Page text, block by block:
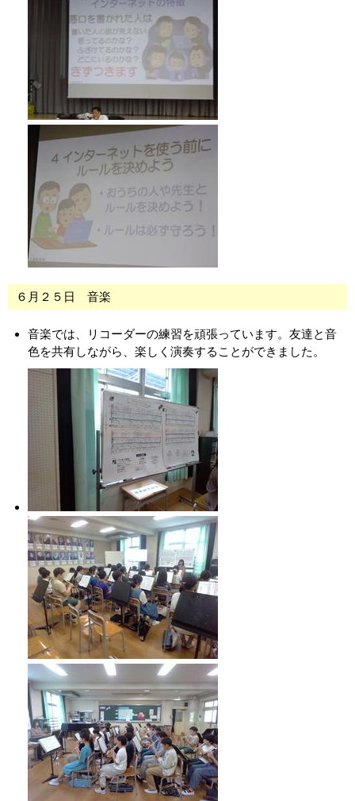
６月２５日 音楽
音楽では、リコーダーの練習を頑張っています。友達と音
色を共有しながら、楽しく演奏することができました。